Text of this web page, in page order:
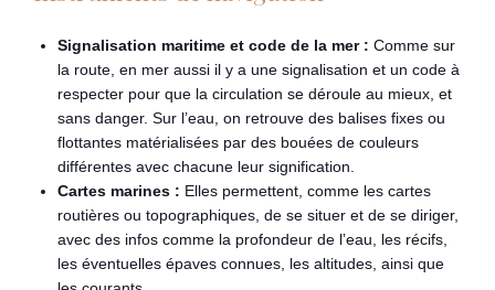
Signalisation maritime et code de la mer : Comme sur
la route, en mer aussi il y a une signalisation et un code à
respecter pour que la circulation se déroule au mieux, et
sans danger. Sur l’eau, on retrouve des balises fixes ou
flottantes matérialisées par des bouées de couleurs
différentes avec chacune leur signification.
Cartes marines : Elles permettent, comme les cartes
routières ou topographiques, de se situer et de se diriger,
avec des infos comme la profondeur de l’eau, les récifs,
les éventuelles épaves connues, les altitudes, ainsi que